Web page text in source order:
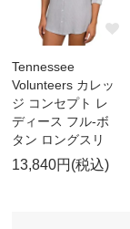
Tennessee
Volunteers カレッ
ジ コンセプト レ
ディース フル-ボ
タン ロングスリ
13,840円(税込)